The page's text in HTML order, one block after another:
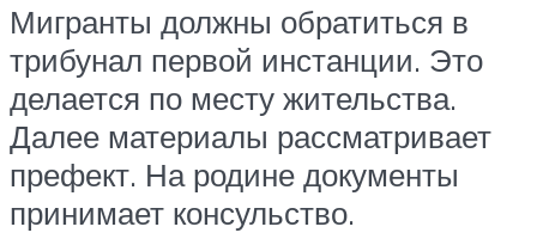
Мигранты должны обратиться в
трибунал первой инстанции. Это
делается по месту жительства.
Далее материалы рассматривает
префект. На родине документы
принимает консульство.